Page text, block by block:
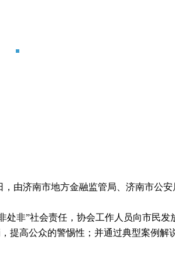
由济南市地方金融监管局、济南市公
处非”社会责任， 协会工作人员向市民发
提高公众的警惕性； 并通过典型案例解